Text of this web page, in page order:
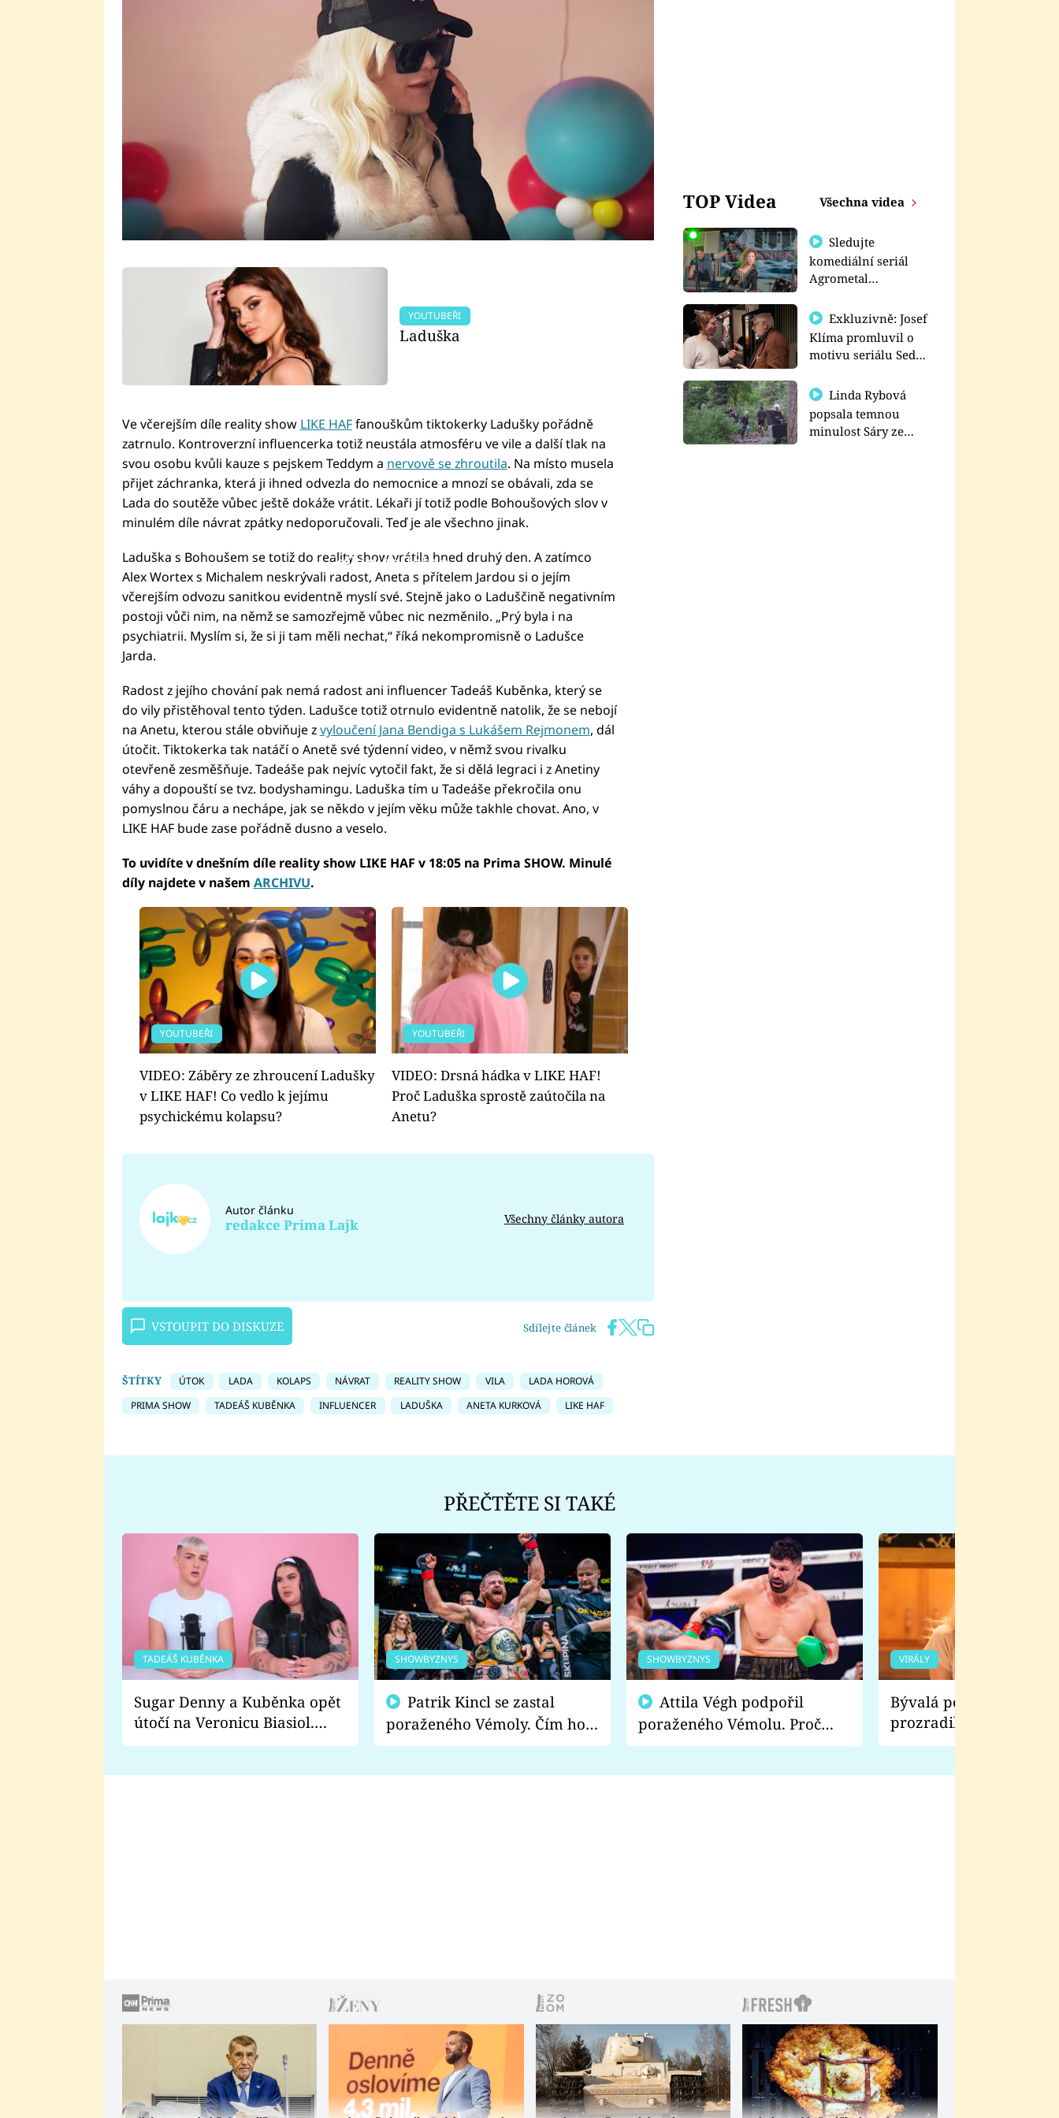
YOUTUBEŘI
Laduška
Ve včerejším díle reality show LIKE HAFfanouškům tiktokerky Ladušky pořádně
zatrnulo. Kontroverzní influencerka totiž neustála atmosféru ve vile a další tlak na
svou osobu kvůli kauze s pejskem Teddym a nervově se zhroutila. Na místo musela
přijet záchranka, která ji ihned odvezla do nemocnice a mnozí se obávali, zda se
Lada do soutěže vůbec ještě dokáže vrátit. Lékaři jí totiž podle Bohoušových slov v
minulém díle návrat zpátky nedoporučovali. Teď je ale všechno jinak.
Failed to fetch
Laduška s Bohoušem se totiž do reality show vrátila hned druhý den. A zatímco
Alex Wortex s Michalem neskrývali radost, Aneta s přítelem Jardou si o jejím
včerejším odvozu sanitkou evidentně myslí své. Stejně jako o Laduščině negativním
postoji vůči nim, na němž se samozřejmě vůbec nic nezměnilo. „Prý byla i na
psychiatrii. Myslím si, že si ji tam měli nechat,“ říká nekompromisně o Ladušce
Jarda.
Radost z jejího chování pak nemá radost ani influencer Tadeáš Kuběnka, který se
do vily přistěhoval tento týden. Ladušce totiž otrnulo evidentně natolik, že se nebojí
na Anetu, kterou stále obviňuje zvyloučení Jana Bendiga s Lukášem Rejmonem, dál
útočit. Tiktokerka tak natáčí o Anetě své týdenní video, v němž svou rivalku
otevřeně zesměšňuje. Tadeáše pak nejvíc vytočil fakt, že si dělá legraci i z Anetiny
váhy a dopouští se tvz. bodyshamingu. Laduška tím u Tadeáše překročila onu
pomyslnou čáru a nechápe, jak se někdo v jejím věku může takhle chovat. Ano, v
LIKE HAF bude zase pořádně dusno a veselo.
To uvidíte v dnešním díle reality show LIKE HAF v 18:05 na Prima SHOW. Minulé
díly najdete v našem ARCHIVU.
YOUTUBEŘI
VIDEO: Záběry ze zhroucení Ladušky
v LIKE HAF! Co vedlo k jejímu
psychickému kolapsu?
YOUTUBEŘI
VIDEO: Drsná hádka v LIKE HAF!
Proč Laduška sprostě zaútočila na
Anetu?
Autor článku
redakce Prima Lajk Všechny články autora
VSTOUPIT DO DISKUZE Sdílejte článek
ŠTÍTKY ÚTOK LADA KOLAPS NÁVRAT REALITY SHOW VILA
LADA HOROVÁ
PRIMA SHOW
TADEÁŠ KUBĚNKA INFLUENCER LADUŠKA ANETA KURKOVÁ LIKE HAF
TOP Videa Všechna videa
Sledujte
komediální seriál
Agrometal
prima+
Exkluzivně: Josef
Klíma promluvil o
motivu seriálu Sedm
Linda Rybová
popsala temnou
minulost Sáry ze
PŘEČTĚTE SI TAKÉ
TADEÁŠ KUBĚNKA
Sugar Denny a Kuběnka opět
útočí na Veronicu Biasiol.
Proč je podle nich falešná a
SHOWBYZNYS
poraženého Vémoly. Čím ho
fanoušci naštvali?
SHOWBYZNYS
poraženého Vémolu. Proč
chce raději zápasit s ním než
VIRÁLY
Bývalá pornoherečka
prozradila, co ji
natáčení Euforie.